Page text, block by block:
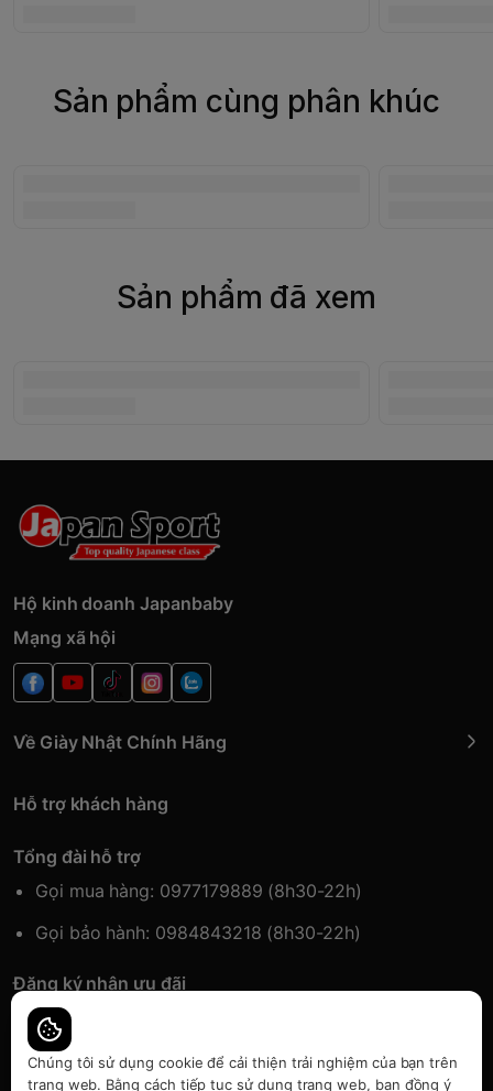
Sản phẩm cùng phân khúc
Sản phẩm đã xem
Hộ kinh doanh Japanbaby
Mạng xã hội
Về Giày Nhật Chính Hãng
Hỗ trợ khách hàng
Tổng đài hỗ trợ
Gọi mua hàng: 0977179889 (8h30-22h)
Gọi bảo hành: 0984843218 (8h30-22h)
Đăng ký nhận ưu đãi
Đăng kí để nhận thông tin ưu đãi sớm nhất.
Chúng tôi sử dụng cookie để cải thiện trải nghiệm của bạn trên
trang web. Bằng cách tiếp tục sử dụng trang web, bạn đồng ý